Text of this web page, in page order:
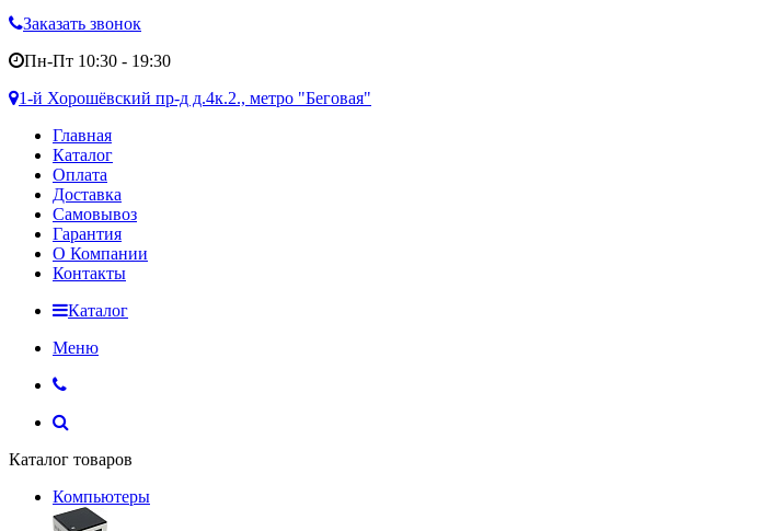
Заказать звонок
Пн-Пт 10:30 - 19:30
1-й Хорошёвский пр-д д.4к.2., метро "Беговая"
Главная
Каталог
Оплата
Доставка
Самовывоз
Гарантия
О Компании
Контакты
Каталог
Меню
Каталог товаров
Компьютеры